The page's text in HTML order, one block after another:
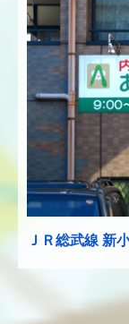
ＪＲ総武線 新